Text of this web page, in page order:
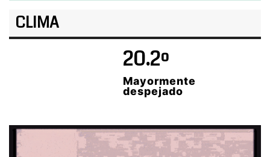
CLIMA
20.2º
Mayormente
despejado